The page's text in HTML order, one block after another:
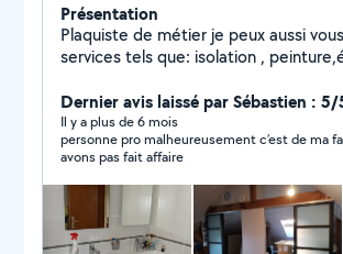
Présentation
Plaquiste de métier je peux aussi
services tels que: isolation ,
Etc....N'hésitez pas à me contacter
renseignements.
Dernier avis laissé par Sébastien : 5/
Il y a plus de 6 mois
personne pro malheureusement c’est de ma faute si nous
avons pas fait affaire